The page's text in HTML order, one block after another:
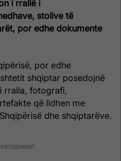
i rrallë i
stolive të
por edhe dokumente
por edhe
shqiptar posedojnë
rralla, fotografi,
që lidhen me
dhe shqiptarëve.